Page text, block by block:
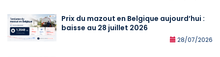
Prix du mazout en Belgique aujourd’hui :
baisse au 28 juillet 2026
28/07/2026